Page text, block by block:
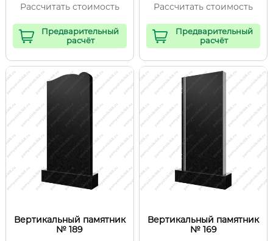
Рассчитать стоимость
Предварительный
расчёт
Рассчитать стоимость
Предварительный
расчёт
Вертикальный памятник
№ 189
Вертикальный памятник
№ 169